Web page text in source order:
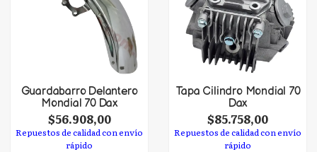
Guardabarro Delantero
Mondial 70 Dax
$56.908,00
Repuestos de calidad con envío
rápido
Tapa Cilindro Mondial 70
Dax
$85.758,00
Repuestos de calidad con envío
rápido